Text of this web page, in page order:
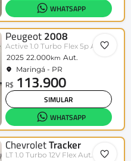
WHATSAPP
Peugeot 2008
Active 1.0 Turbo Flex 5p Aut.
2025 22.000km Aut.
Maringá - PR
R$ 113.900
SIMULAR
WHATSAPP
ChevroletTracker
LT 1.0 Turbo 12V Flex Aut.